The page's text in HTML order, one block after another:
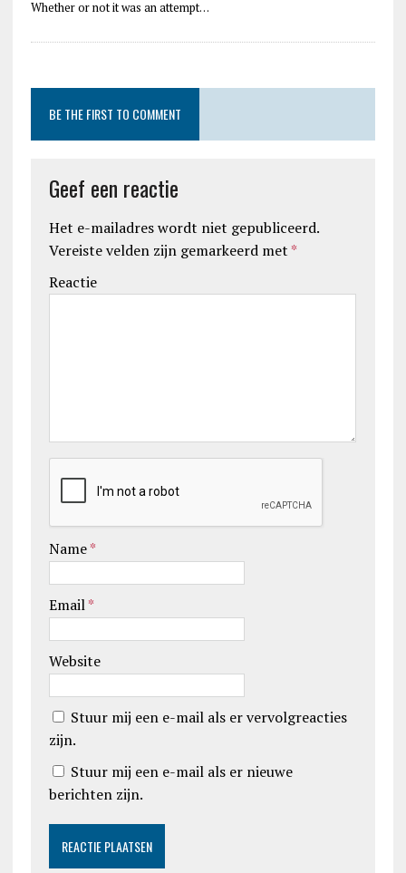
Whether or not it was an attempt…
BE THE FIRST TO COMMENT
Geef een reactie
Het e-mailadres wordt niet gepubliceerd.
Vereiste velden zijn gemarkeerd met *
Reactie
Name*
Email*
Website
Stuur mij een e-mail als er vervolgreacties
zijn.
Stuur mij een e-mail als er nieuwe
berichten zijn.